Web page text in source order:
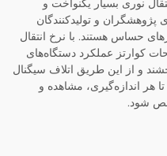
نوری بسیار یکنواخت و
و تولیدکنندگان
حساس هستند. با نرخ انتقال
این صفحات کوارتز عملکرد دستگاه‌های
و از این طریق اتلاف سیگنال
هر اندازه‌گیری، مشاهده و
شود.